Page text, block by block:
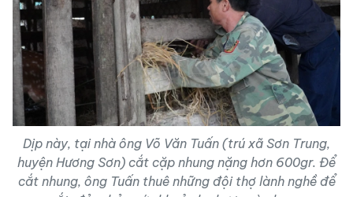
Dịp này, tại nhà ông Võ Văn Tuấn (trú xã Sơn Trung,
huyện Hương Sơn) cắt cặp nhung nặng hơn 600gr. Để
cắt nhung, ông Tuấn thuê những đội thợ lành nghề để